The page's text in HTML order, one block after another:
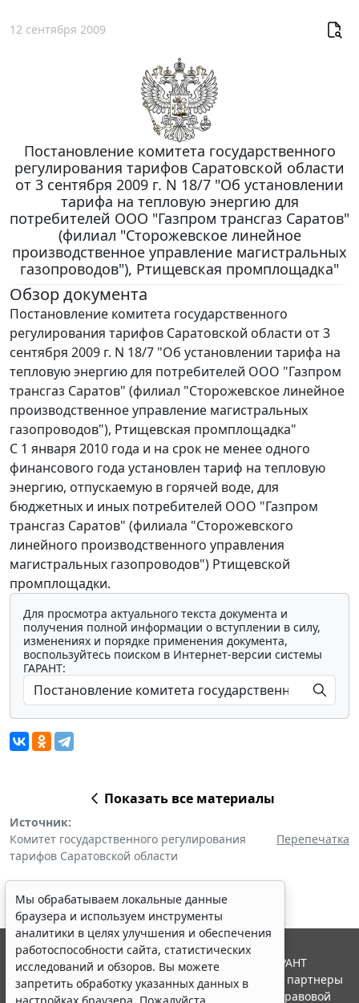
12 сентября 2009
Постановление комитета государственного
регулирования тарифов Саратовской области
от 3 сентября 2009 г. N 18/7 "Об установлении
тарифа на тепловую энергию для
потребителей ООО "Газпром трансгаз Саратов"
(филиал "Сторожевское линейное
производственное управление магистральных
газопроводов"), Ртищевская промплощадка"
Обзор документа
Постановление комитета государственного
регулирования тарифов Саратовской области от 3
сентября 2009 г. N 18/7 "Об установлении тарифа на
тепловую энергию для потребителей ООО "Газпром
трансгаз Саратов" (филиал "Сторожевское линейное
производственное управление магистральных
газопроводов"), Ртищевская промплощадка"
С 1 января 2010 года и на срок не менее одного
финансового года установлен тариф на тепловую
энергию, отпускаемую в горячей воде, для
бюджетных и иных потребителей ООО "Газпром
трансгаз Саратов" (филиала "Сторожевского
линейного производственного управления
магистральных газопроводов") Ртищевской
промплощадки.
Для просмотра актуального текста документа и
получения полной информации о вступлении в силу,
изменениях и порядке применения документа,
воспользуйтесь поиском в Интернет-версии системы
ГАРАНТ:
Показать все материалы
Источник:
Комитет государственного регулирования
тарифов Саратовской области
Перепечатка
Мы обрабатываем локальные данные
браузера и используем инструменты
аналитики в целях улучшения и обеспечения
работоспособности сайта, статистических
исследований и обзоров. Вы можете
запретить обработку указанных данных в
© ООО "НПП "ГАРАНТ-СЕРВИС", 2026. Система ГАРАНТ
выпускается с 1990 года. Компания "Гарант" и ее партнеры
являются участниками Российской ассоциации правовой